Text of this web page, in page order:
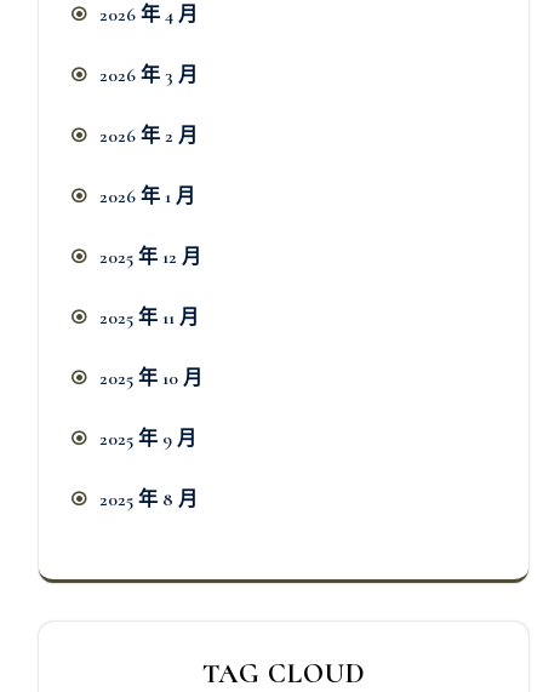
2026 年 4 月
2026 年 3 月
2026 年 2 月
2026 年 1 月
2025 年 12 月
2025 年 11 月
2025 年 10 月
2025 年 9 月
2025 年 8 月
TAG CLOUD